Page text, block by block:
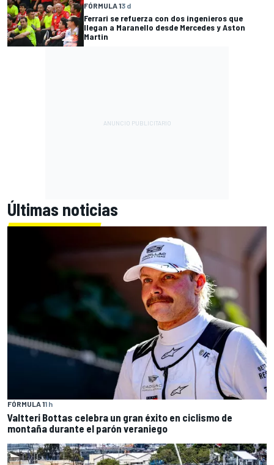
FÓRMULA 13 d
Ferrari se refuerza con dos ingenieros que
llegan a Maranello desde Mercedes y Aston
Martin
Últimas noticias
FÓRMULA 11 h
Valtteri Bottas celebra un gran éxito en ciclismo de
montaña durante el parón veraniego